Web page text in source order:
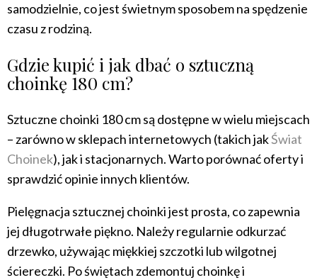
samodzielnie, co jest świetnym sposobem na spędzenie
czasu z rodziną.
Gdzie kupić i jak dbać o sztuczną
choinkę 180 cm?
Sztuczne choinki 180 cm są dostępne w wielu miejscach
– zarówno w sklepach internetowych (takich jakŚwiat
Choinek), jak i stacjonarnych. Warto porównać oferty i
sprawdzić opinie innych klientów.
Pielęgnacja sztucznej choinki jest prosta, co zapewnia
jej długotrwałe piękno. Należy regularnie odkurzać
drzewko, używając miękkiej szczotki lub wilgotnej
ściereczki. Po świętach zdemontuj choinkę i